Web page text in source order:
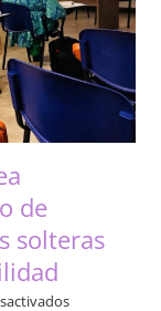
de
solteras
en